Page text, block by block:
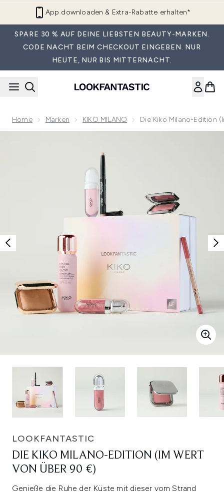
App downloaden & Extra-Rabatte erhalten*
SPARE 30 % AUF DEINE LIEBSTEN BEAUTY-MARKEN.
CODE NACHT BEIM CHECKOUT EINGEBEN. NUR
HEUTE, NUR BIS MITTERNACHT.
Home Marken KIKO MILANO Die Kiko Milano-Edition
LOOKFANTASTIC
DIE KIKO MILANO-EDITION (IM WERT
VON ÜBER 90 €)
​Genieße die Ruhe der Küste mit dieser vom Strand